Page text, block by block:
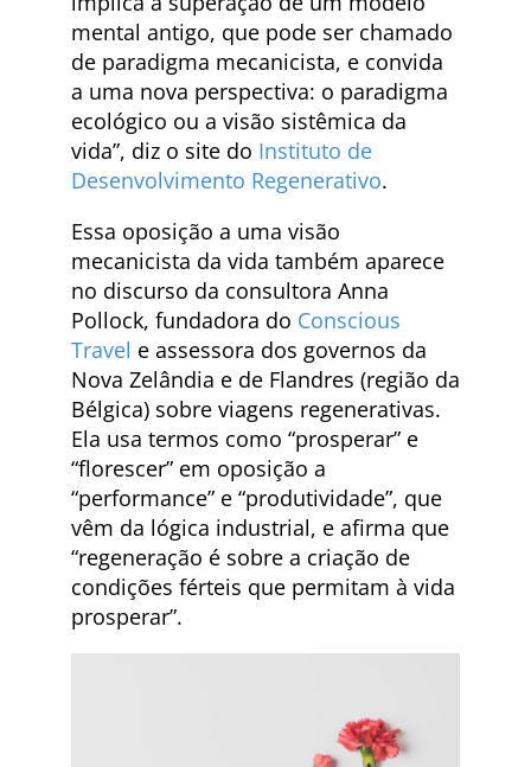
mental antigo, que pode ser chamado
de paradigma mecanicista, e convida
a uma nova perspectiva: o paradigma
ecológico ou a visão sistêmica da
vida”, diz o site do Instituto de
Desenvolvimento Regenerativo.
Essa oposição a uma visão
mecanicista da vida também aparece
no discurso da consultora Anna
Pollock, fundadora do Conscious
Travel e assessora dos governos da
Nova Zelândia e de Flandres (região da
Bélgica) sobre viagens regenerativas.
Ela usa termos como “prosperar” e
“florescer” em oposição a
“performance” e “produtividade”, que
vêm da lógica industrial, e afirma que
“regeneração é sobre a criação de
condições férteis que permitam à vida
prosperar”.